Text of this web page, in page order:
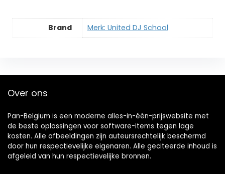
Brand Merk: United DJ School
Over ons
Pan-Belgium is een moderne alles-in-één-prijswebsite met
de beste oplossingen voor software-items tegen lage
kosten. Alle afbeeldingen zijn auteursrechtelijk beschermd
door hun respectievelijke eigenaren. Alle geciteerde inhoud is
afgeleid van hun respectievelijke bronnen.